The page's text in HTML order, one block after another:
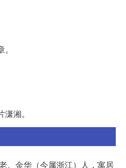
湘。
。金华（今属浙江）人，寓居